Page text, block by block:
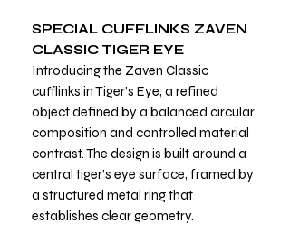
SPECIAL CUFFLINKS ZAVEN
CLASSIC TIGER EYE
Introducing the Zaven Classic
cufflinks in Tiger’s Eye, a refined
object defined by a balanced circular
composition and controlled material
contrast. The design is built around a
central tiger’s eye surface, framed by
a structured metal ring that
establishes clear geometry.